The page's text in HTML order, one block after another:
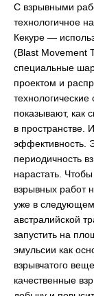
С взрывными
технологичное
Кекуре —
(Blast Movement
специальные
проектом и
показывают, как
в пространстве.
эффективность.
периодичность
нарастать.
взрывных работ
уже в следующем
австралийской
запустить на
эмульсии как
взрывчатого
качественные